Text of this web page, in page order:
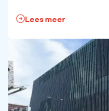
Lees meer